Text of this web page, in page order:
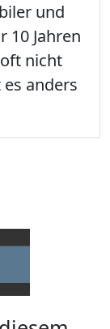
und
10 Jahren
nicht
anders